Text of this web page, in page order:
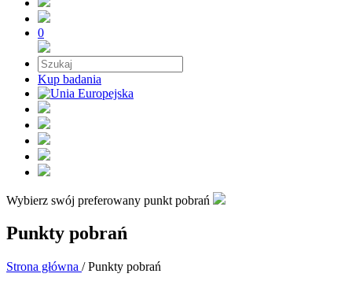
0
Kup badania
Wybierz swój preferowany punkt pobrań
Punkty pobrań
Strona główna / Punkty pobrań